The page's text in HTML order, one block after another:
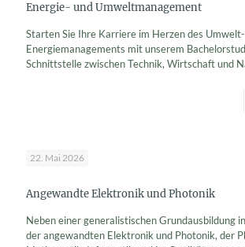
Energie- und Umweltmanagement
Starten Sie Ihre Karriere im Herzen des
Energiemanagements mit unserem
Schnittstelle zwischen Technik, Wirtschaft und
22. Mai 2026
Angewandte Elektronik und Photonik
Neben einer generalistischen Grundausbildung
der angewandten Elektronik und Photonik, der